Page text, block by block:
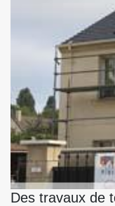
Des travaux de